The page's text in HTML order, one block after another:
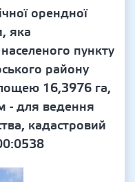
орендної
яка
пункту
району
16,3976 га,
- для ведення
кадастровий